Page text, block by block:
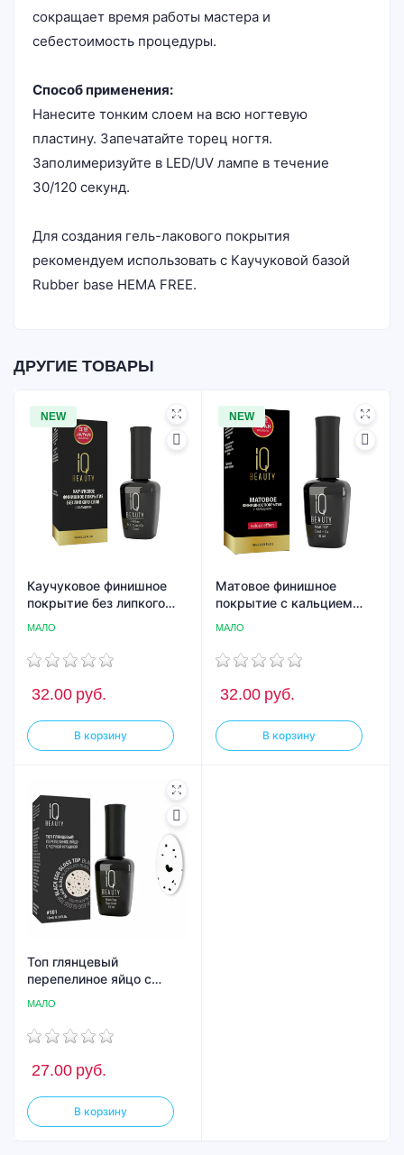
сокращает время работы мастера и
себестоимость процедуры.
Способ применения:
Нанесите тонким слоем на всю ногтевую
пластину. Запечатайте торец ногтя.
Заполимеризуйте в LED/UV лампе в течение
30/120 секунд.
Для создания гель-лакового покрытия
рекомендуем использовать с Каучуковой базой
Rubber base HEMA FREE.
ДРУГИЕ ТОВАРЫ
NEW
Каучуковое финишное
покрытие без липкого
МАЛО
32.00 руб.
В корзину
NEW
Матовое финишное
покрытие с кальцием
МАЛО
32.00 руб.
В корзину
Топ глянцевый
перепелиное яйцо с
BEAUTY, 10 мл
МАЛО
27.00 руб.
В корзину